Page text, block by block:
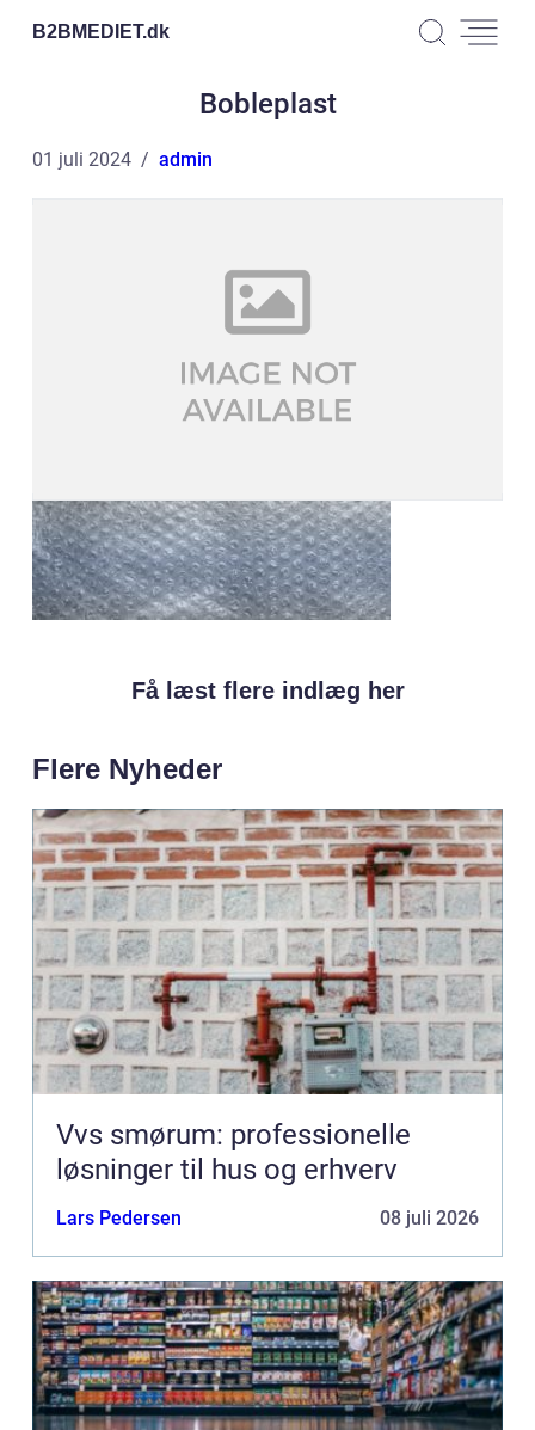
B2BMEDIET.dk
Bobleplast
01 juli 2024 admin
Få læst flere indlæg her
Flere Nyheder
Vvs smørum: professionelle
løsninger til hus og erhverv
Lars Pedersen 08 juli 2026